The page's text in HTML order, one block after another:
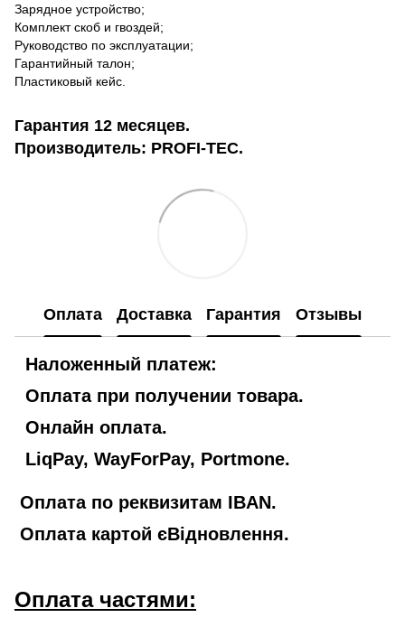
Зарядное устройство;
Комплект скоб и гвоздей;
Руководство по эксплуатации;
Гарантийный талон;
Пластиковый кейс.
Гарантия 12 месяцев.
Производитель: PROFI-TEC.
Оплата Доставка Гарантия Отзывы
Наложенный платеж:
Оплата при получении товара.
Онлайн оплата.
LiqPay, WayForPay, Portmone.
Оплата по реквизитам IBAN.
Оплата картой єВідновлення.
Оплата частями: